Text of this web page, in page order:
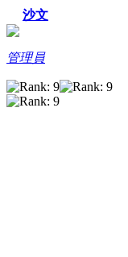
沙文
管理員